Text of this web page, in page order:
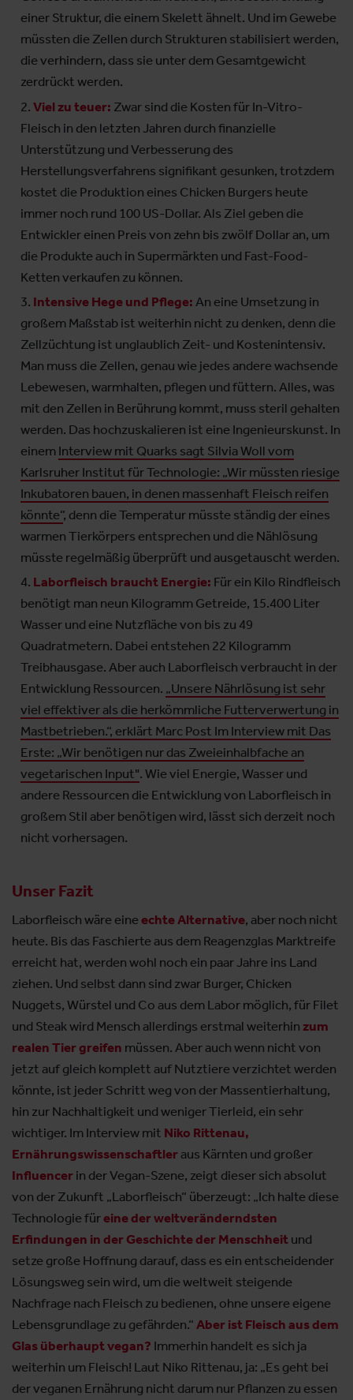
einer Struktur, die einem Skelett ähnelt. Und im Gewebe
müssten die Zellen durch Strukturen stabilisiert werden,
die verhindern, dass sie unter dem Gesamtgewicht
zerdrückt werden.
Viel zu teuer: Zwar sind die Kosten für In-Vitro-
Fleisch in den letzten Jahren durch finanzielle
Unterstützung und Verbesserung des
Herstellungsverfahrens signifikant gesunken, trotzdem
kostet die Produktion eines Chicken Burgers heute
immer noch rund 100 US-Dollar. Als Ziel geben die
Entwickler einen Preis von zehn bis zwölf Dollar an, um
die Produkte auch in Supermärkten und Fast-Food-
Ketten verkaufen zu können.
Intensive Hege und Pflege: An eine Umsetzung in
großem Maßstab ist weiterhin nicht zu denken, denn die
Zellzüchtung ist unglaublich Zeit- und Kostenintensiv.
Man muss die Zellen, genau wie jedes andere wachsende
Lebewesen, warmhalten, pflegen und füttern. Alles, was
mit den Zellen in Berührung kommt, muss steril gehalten
werden. Das hochzuskalieren ist eine Ingenieurskunst. In
einem Interview mit Quarks sagt Silvia Woll vom
Karlsruher Institut für Technologie: „Wir müssten riesige
Inkubatoren bauen, in denen massenhaft Fleisch reifen
könnte“, denn die Temperatur müsste ständig der eines
warmen Tierkörpers entsprechen und die Nählösung
müsste regelmäßig überprüft und ausgetauscht werden.
Laborfleisch braucht Energie: Für ein Kilo Rindfleisch
benötigt man neun Kilogramm Getreide, 15.400 Liter
Wasser und eine Nutzfläche von bis zu 49
Quadratmetern. Dabei entstehen 22 Kilogramm
Treibhausgase. Aber auch Laborfleisch verbraucht in der
Entwicklung Ressourcen. „Unsere Nährlösung ist sehr
viel effektiver als die herkömmliche Futterverwertung in
Mastbetrieben.“, erklärt Marc Post Im Interview mit Das
Erste: „Wir benötigen nur das Zweieinhalbfache an
vegetarischen Input". Wie viel Energie, Wasser und
andere Ressourcen die Entwicklung von Laborfleisch in
großem Stil aber benötigen wird, lässt sich derzeit noch
nicht vorhersagen.
Unser Fazit
Laborfleisch wäre eineechte Alternative, aber noch nicht
heute. Bis das Faschierte aus dem Reagenzglas Marktreife
erreicht hat, werden wohl noch ein paar Jahre ins Land
ziehen. Und selbst dann sind zwar Burger, Chicken
Nuggets, Würstel und Co aus dem Labor möglich, für Filet
und Steak wird Mensch allerdings erstmal weiterhin zum
realen Tier greifen müssen. Aber auch wenn nicht von
jetzt auf gleich komplett auf Nutztiere verzichtet werden
könnte, ist jeder Schritt weg von der Massentierhaltung,
hin zur Nachhaltigkeit und weniger Tierleid, ein sehr
wichtiger. Im Interview mit Niko Rittenau,
Ernährungswissenschaftler aus Kärnten und großer
Influencer in der Vegan-Szene, zeigt dieser sich absolut
von der Zukunft „Laborfleisch“ überzeugt: „Ich halte diese
Technologie füreine der weltveränderndsten
Erfindungen in der Geschichte der Menschheit und
setze große Hoffnung darauf, dass es ein entscheidender
Lösungsweg sein wird, um die weltweit steigende
Nachfrage nach Fleisch zu bedienen, ohne unsere eigene
Lebensgrundlage zu gefährden.“ Aber ist Fleisch aus dem
Glas überhaupt vegan? Immerhin handelt es sich ja
weiterhin um Fleisch! Laut Niko Rittenau, ja: „Es geht bei
der veganen Ernährung nicht darum nur Pflanzen zu essen